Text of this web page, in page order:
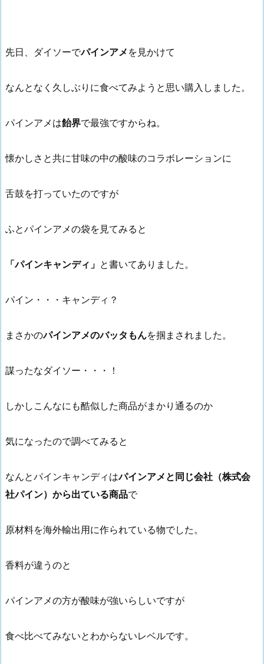
先日、ダイソーでパインアメ を見かけて
なんとなく久しぶりに食べてみようと思い購入しました。
パインアメは飴界で最強ですからね。
懐かしさと共に甘味の中の酸味のコラボレーションに
舌鼓を打っていたのですが
ふとパインアメの袋を見てみると
「パインキャンディ」 と書いてありました。
パイン・・・キャンディ？
まさかのパインアメのバッタもんを掴まされました。
謀ったなダイソー・・・！
しかしこんなにも酷似した商品がまかり通るのか
気になったので調べてみると
なんとパインキャンディはパインアメと同じ会社（株式会
社パイン）から出ている商品で
原材料を海外輸出用に作られている物でした。
香料が違うのと
パインアメの方が酸味が強いらしいですが
食べ比べてみないとわからないレベルです。